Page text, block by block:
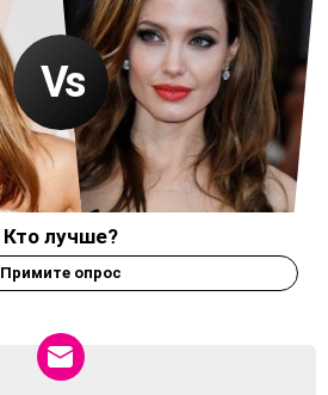
Кто лучше?
Примите опрос